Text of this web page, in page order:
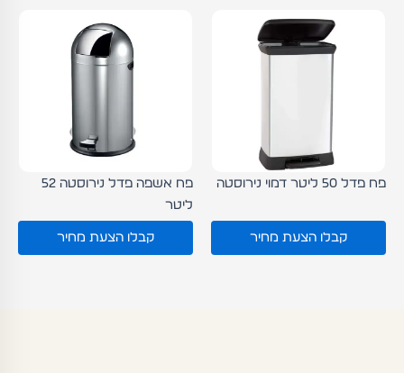
פח פדל 50 ליטר דמוי נירוסטה
קבלו הצעת מחיר
פח אשפה פדל נירוסטה 52
ליטר
קבלו הצעת מחיר